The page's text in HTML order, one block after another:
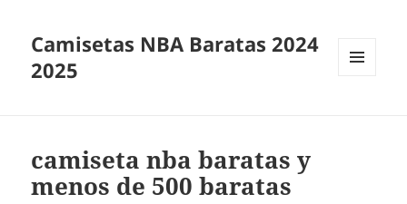
Camisetas NBA Baratas 2024
2025
camiseta nba baratas y
menos de 500 baratas